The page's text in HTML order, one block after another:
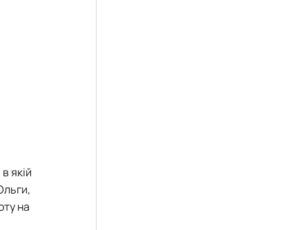
якій
на